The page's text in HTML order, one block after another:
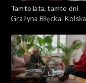
Tamte lata, tamte dni
Grażyna Błęcka-Kolska